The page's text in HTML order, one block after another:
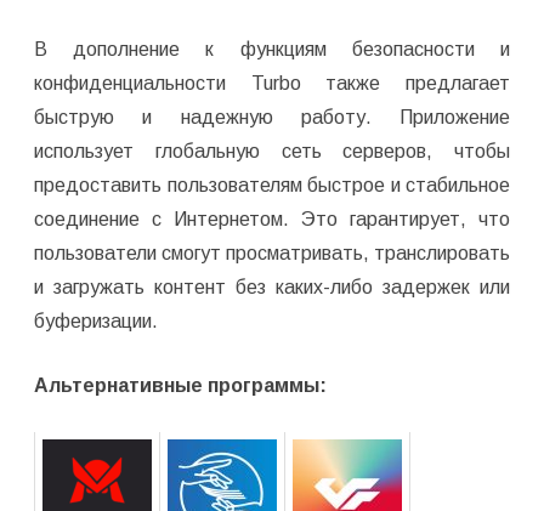
В дополнение к функциям безопасности и
конфиденциальности Turbo также предлагает
быструю и надежную работу. Приложение
использует глобальную сеть серверов, чтобы
предоставить пользователям быстрое и стабильное
соединение с Интернетом. Это гарантирует, что
пользователи смогут просматривать, транслировать
и загружать контент без каких-либо задержек или
буферизации.
Альтернативные программы: